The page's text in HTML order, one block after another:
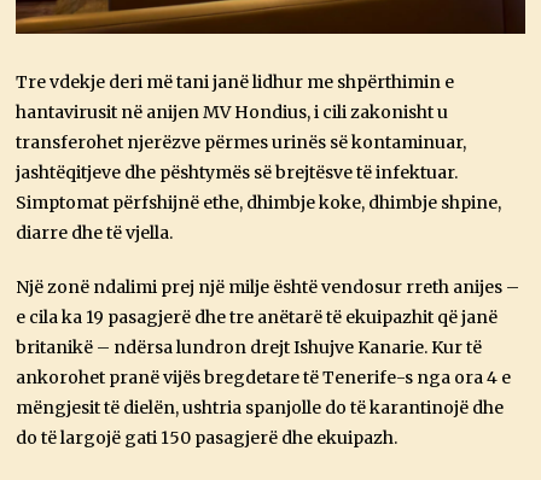
Tre vdekje deri më tani janë lidhur me shpërthimin e
hantavirusit në anijen MV Hondius, i cili zakonisht u
transferohet njerëzve përmes urinës së kontaminuar,
jashtëqitjeve dhe pështymës së brejtësve të infektuar.
Simptomat përfshijnë ethe, dhimbje koke, dhimbje shpine,
diarre dhe të vjella.
Një zonë ndalimi prej një milje është vendosur rreth anijes –
e cila ka 19 pasagjerë dhe tre anëtarë të ekuipazhit që janë
britanikë – ndërsa lundron drejt Ishujve Kanarie. Kur të
ankorohet pranë vijës bregdetare të Tenerife-s nga ora 4 e
mëngjesit të dielën, ushtria spanjolle do të karantinojë dhe
do të largojë gati 150 pasagjerë dhe ekuipazh.